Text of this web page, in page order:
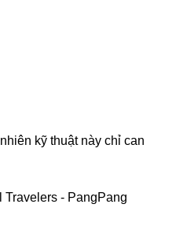
kỹ thuật này chỉ can